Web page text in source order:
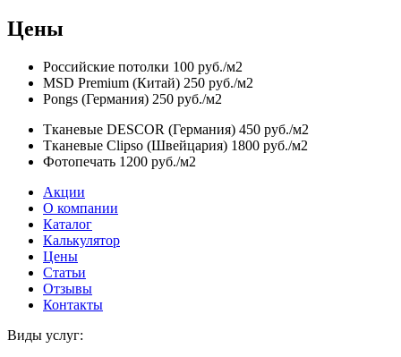
Цены
Российские потолки 100 руб./м2
MSD Premium (Китай) 250 руб./м2
Pongs (Германия) 250 руб./м2
Тканевые DESCOR (Германия) 450 руб./м2
Тканевые Clipso (Швейцария) 1800 руб./м2
Фотопечать 1200 руб./м2
Акции
О компании
Каталог
Калькулятор
Цены
Статьи
Отзывы
Контакты
Виды услуг: